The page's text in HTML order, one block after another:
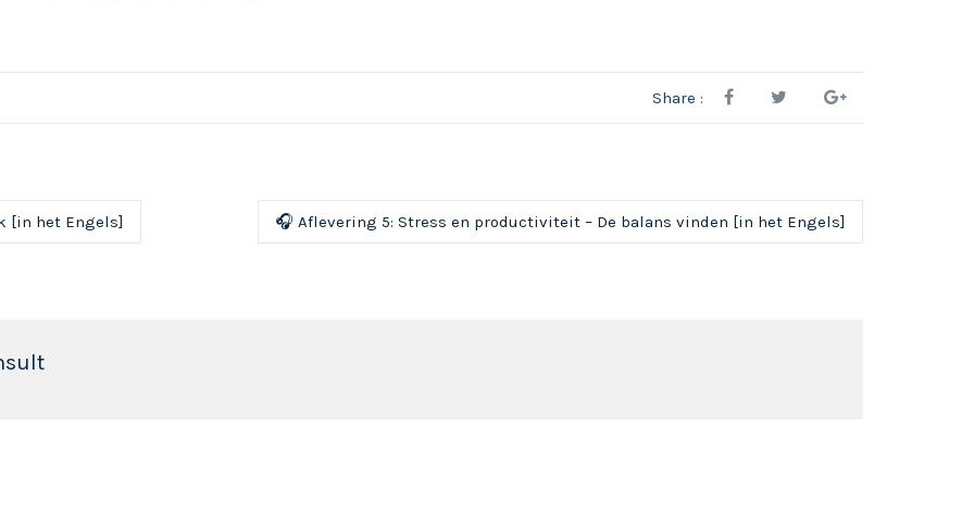
Share :
[in het Engels] 🎧 Aflevering 5: Stress en productiviteit – De balans vinden [in het Engels]